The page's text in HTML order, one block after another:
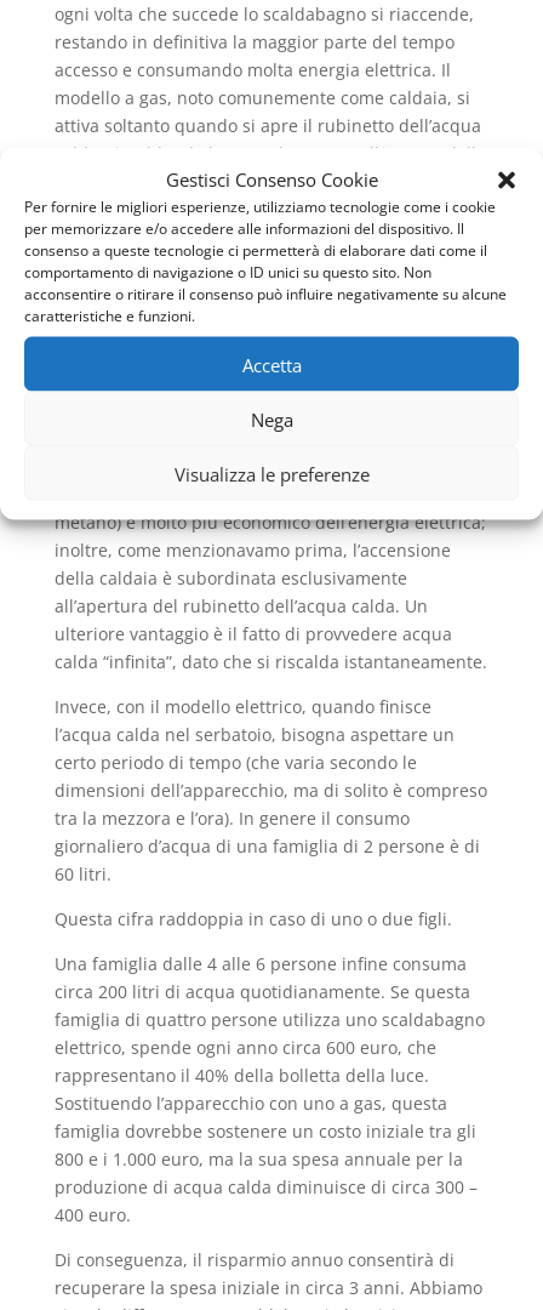
Gestisci Consenso Cookie
Per fornire le migliori esperienze, utilizziamo tecnologie come i cookie
per memorizzare e/o accedere alle informazioni del dispositivo. Il
consenso a queste tecnologie ci permetterà di elaborare dati come il
comportamento di navigazione o ID unici su questo sito. Non
acconsentire o ritirare il consenso può influire negativamente su alcune
caratteristiche e funzioni.
Accetta
Nega
Visualizza le preferenze
ogni volta che succede lo scaldabagno si riaccende,
restando in definitiva la maggior parte del tempo
accesso e consumando molta energia elettrica. Il
modello a gas, noto comunemente come caldaia, si
attiva soltanto quando si apre il rubinetto dell’acqua
calda, riscaldando l’acqua che scorre all’interno della
serpentina in maniera istantanea.
Questa caratteristica consente un risparmio di
energia notevole. LoScaldabagno a Gas Vaillant Tor
Sapienzapuò essere alimentato da metano o GPL, i
cui costi sono, in entrambi i casi, inferiori a quelli
dell’energia elettrica. Il suo principale svantaggio è
l’elevato costo di acquisto e più ancora quello di
installazione.
Ma consente un risparmio energetico – e di
conseguenza economico – notevole sul lungo
metano) è molto più economico dell’energia elettrica;
inoltre, come menzionavamo prima, l’accensione
della caldaia è subordinata esclusivamente
all’apertura del rubinetto dell’acqua calda. Un
ulteriore vantaggio è il fatto di provvedere acqua
calda “infinita”, dato che si riscalda istantaneamente.
Invece, con il modello elettrico, quando finisce
l’acqua calda nel serbatoio, bisogna aspettare un
certo periodo di tempo (che varia secondo le
dimensioni dell’apparecchio, ma di solito è compreso
tra la mezzora e l’ora). In genere il consumo
giornaliero d’acqua di una famiglia di 2 persone è di
60 litri.
Questa cifra raddoppia in caso di uno o due figli.
Una famiglia dalle 4 alle 6 persone infine consuma
circa 200 litri di acqua quotidianamente. Se questa
famiglia di quattro persone utilizza uno scaldabagno
elettrico, spende ogni anno circa 600 euro, che
rappresentano il 40% della bolletta della luce.
Sostituendo l’apparecchio con uno a gas, questa
famiglia dovrebbe sostenere un costo iniziale tra gli
800 e i 1.000 euro, ma la sua spesa annuale per la
produzione di acqua calda diminuisce di circa 300 –
400 euro.
Di conseguenza, il risparmio annuo consentirà di
recuperare la spesa iniziale in circa 3 anni. Abbiamo